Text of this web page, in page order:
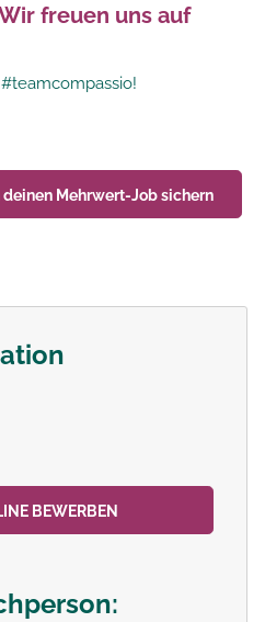
freuen uns auf
Mehrwert-Jobsichern
BEWERBEN